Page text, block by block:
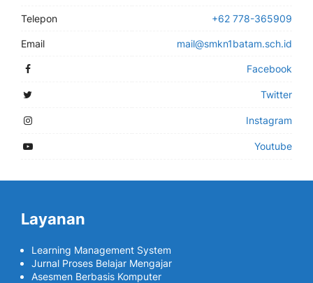
Telepon +62 778-365909
Email mail@smkn1batam.sch.id
Facebook
Twitter
Instagram
Youtube
Layanan
Learning Management System
Jurnal Proses Belajar Mengajar
Asesmen Berbasis Komputer